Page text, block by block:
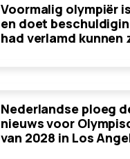
Voormalig olympiër
en doet
had verlamd kunnen
Nederlandse ploeg
nieuws voor
van 2028 in Los